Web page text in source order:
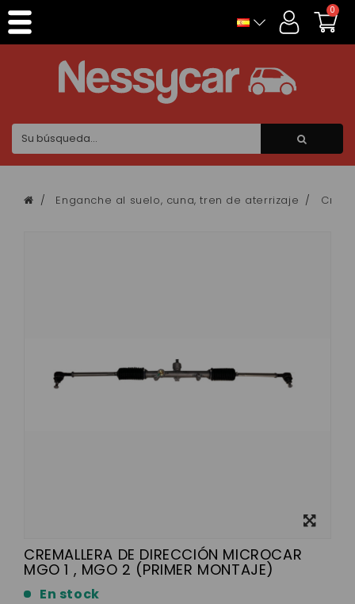
0
Enganche al suelo, cuna, tren de aterrizaje
CREMALLERA DE DIRECCIÓN MICROCAR
MGO 1 , MGO 2 (PRIMER MONTAJE)
En stock
Panel de gestión de cookies